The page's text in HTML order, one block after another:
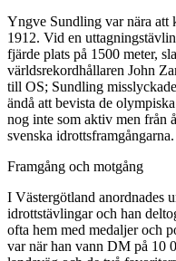
Yngve Sundling var nära
1912. Vid en
fjärde plats på 1500 meter,
världsrekordhållaren John
till OS; Sundling
ändå att bevista de
nog inte som aktiv men från
svenska idrottsframgångarna.
Framgång och motgång
I Västergötland anordnades
idrottstävlingar och han
ofta hem med medaljer och
var när han vann DM på 10